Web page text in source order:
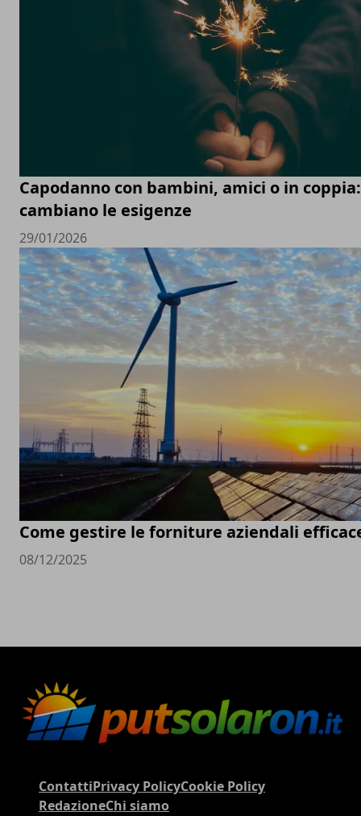
Capodanno con bambini, amici o in
cambiano le esigenze
29/01/2026
Come gestire le forniture aziendali
08/12/2025
ContattiPrivacy PolicyCookie Policy
RedazioneChi siamo